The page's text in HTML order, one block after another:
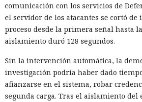
comunicación con los servicios de
el servidor de los atacantes se cortó
proceso desde la primera señal hasta
aislamiento duró 128 segundos.
Sin la intervención automática, la
investigación podría haber dado
afianzarse en el sistema, robar
segunda carga. Tras el aislamiento del